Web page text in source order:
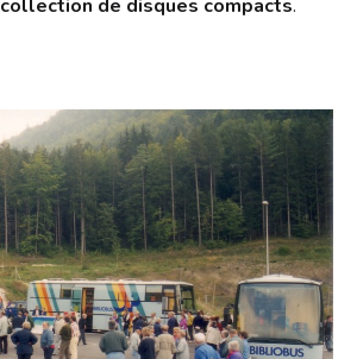
collection de disques compacts.